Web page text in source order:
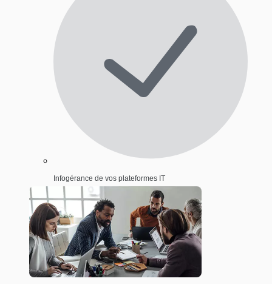
Infogérance de vos plateformes IT